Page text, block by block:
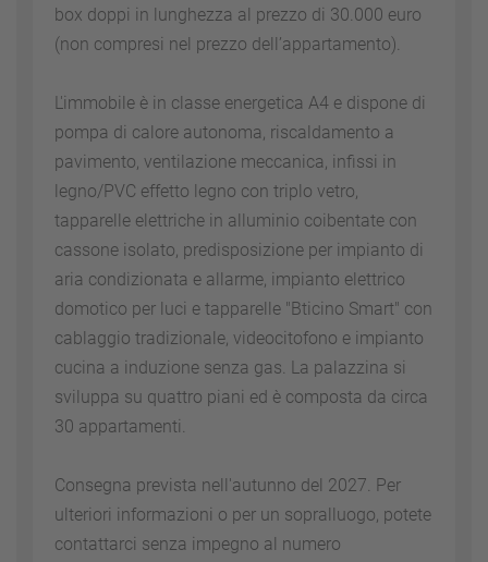
box doppi in lunghezza al prezzo di 30.000 euro
(non compresi nel prezzo dell’appartamento).
L'immobile è in classe energetica A4 e dispone di
pompa di calore autonoma, riscaldamento a
pavimento, ventilazione meccanica, infissi in
legno/PVC effetto legno con triplo vetro,
tapparelle elettriche in alluminio coibentate con
cassone isolato, predisposizione per impianto di
aria condizionata e allarme, impianto elettrico
domotico per luci e tapparelle "Bticino Smart" con
cablaggio tradizionale, videocitofono e impianto
cucina a induzione senza gas. La palazzina si
sviluppa su quattro piani ed è composta da circa
30 appartamenti.
Consegna prevista nell'autunno del 2027. Per
ulteriori informazioni o per un sopralluogo, potete
contattarci senza impegno al numero